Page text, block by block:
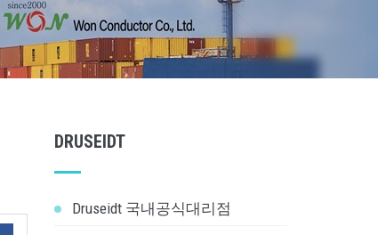
DRUSEIDT
Druseidt 국내공식대리점